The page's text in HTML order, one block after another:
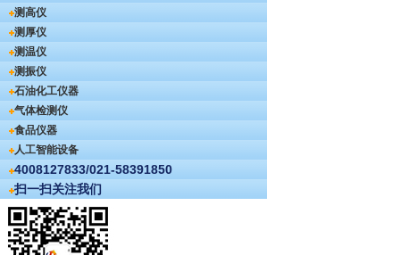
测高仪
测厚仪
测温仪
测振仪
石油化工仪器
气体检测仪
食品仪器
人工智能设备
4008127833/021-58391850
扫一扫关注我们